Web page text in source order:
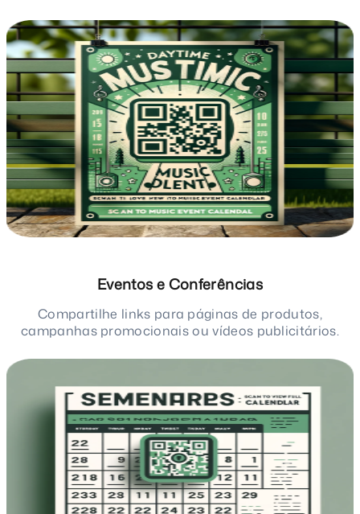
Eventos e Conferências
Compartilhe links para páginas de produtos,
campanhas promocionais ou vídeos publicitários.